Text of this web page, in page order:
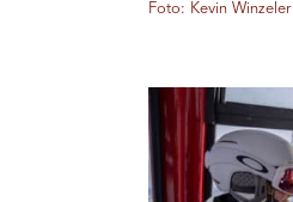
Foto: Kevin Winzeler